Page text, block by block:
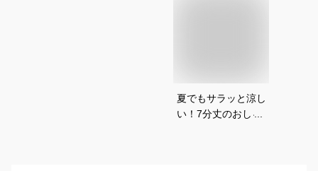
夏でもサラッと涼し
い！7分丈のおしゃ